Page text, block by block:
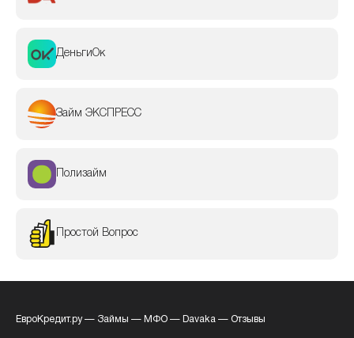
ДеньгиОк
Займ ЭКСПРЕСС
Полизайм
Простой Вопрос
ЕвроКредит.ру— Займы — МФО — Davaka — Отзывы